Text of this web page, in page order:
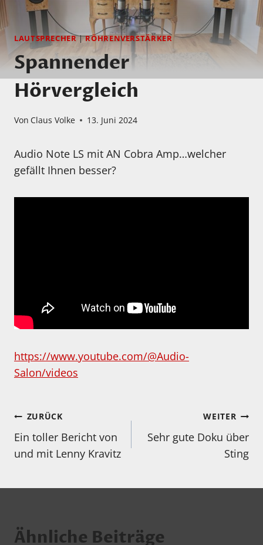
LAUTSPRECHER|RÖHRENVERSTÄRKER
Spannender
Hörvergleich
Von Claus Volke 13. Juni 2024
Audio Note LS mit AN Cobra Amp…welcher
gefällt Ihnen besser?
https://www.youtube.com/@Audio-
Salon/videos
Beitragsnavigation
ZURÜCK
Ein toller Bericht von
und mit Lenny Kravitz
WEITER
Sehr gute Doku über
Sting
Ähnliche Beiträge